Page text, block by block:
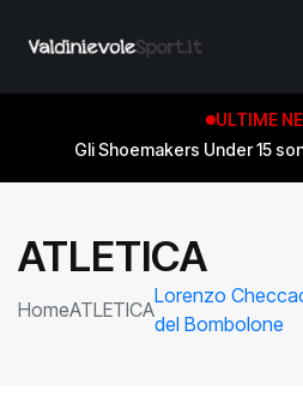
ULTIME
Gli Shoemakers Under 15
ATLETICA
HomeATLETICA
Lorenzo
del Bombolone